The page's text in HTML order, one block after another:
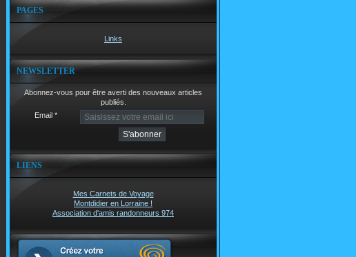
PAGES
Links
NEWSLETTER
Abonnez-vous pour être averti des nouveaux articles
publiés.
Email
LIENS
Mes Carnets de Voyage
Montdidier en Lorraine !
Association d'amis randonneurs 974